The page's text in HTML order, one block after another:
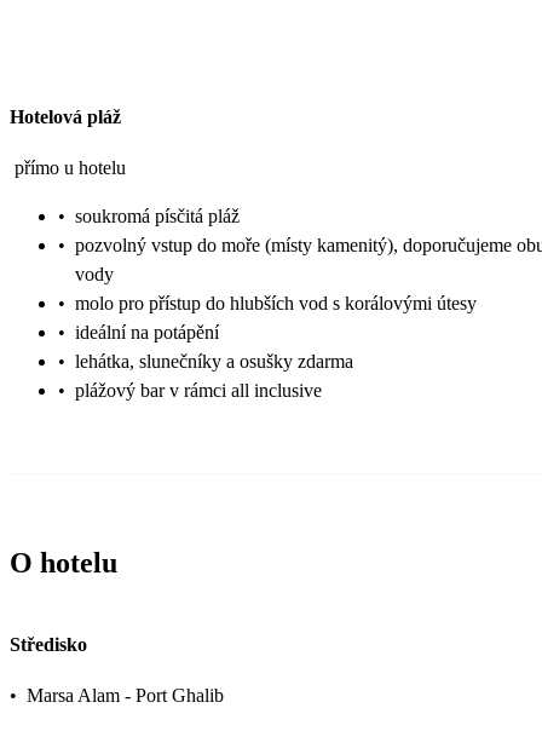
Hotelová pláž
přímo u hotelu
• soukromá písčitá pláž
• pozvolný vstup do moře (místy kamenitý), doporučujeme
vody
• molo pro přístup do hlubších vod s korálovými útesy
• ideální na potápění
• lehátka, slunečníky a osušky zdarma
• plážový bar v rámci all inclusive
O hotelu
Středisko
• Marsa Alam - Port Ghalib